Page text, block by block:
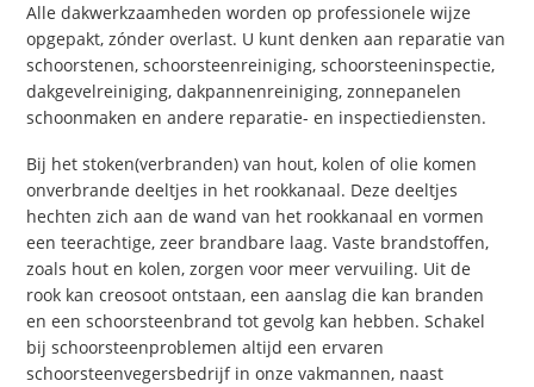
Alle dakwerkzaamheden worden op professionele wijze
opgepakt, zónder overlast. U kunt denken aan reparatie van
schoorstenen, schoorsteenreiniging, schoorsteeninspectie,
dakgevelreiniging, dakpannenreiniging, zonnepanelen
schoonmaken en andere reparatie- en inspectiediensten.
Bij het stoken(verbranden) van hout, kolen of olie komen
onverbrande deeltjes in het rookkanaal. Deze deeltjes
hechten zich aan de wand van het rookkanaal en vormen
een teerachtige, zeer brandbare laag. Vaste brandstoffen,
zoals hout en kolen, zorgen voor meer vervuiling. Uit de
rook kan creosoot ontstaan, een aanslag die kan branden
en een schoorsteenbrand tot gevolg kan hebben. Schakel
bij schoorsteenproblemen altijd een ervaren
schoorsteenvegersbedrijf in onze vakmannen, naast